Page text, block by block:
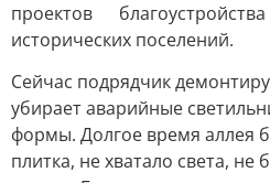
проектов
исторических поселений.
Сейчас подрядчик
убирает аварийные
формы. Долгое время аллея
плитка, не хватало света, не